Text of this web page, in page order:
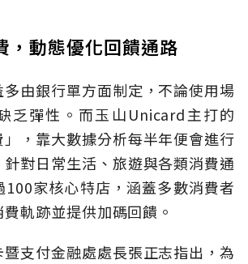
，動態優化回饋通路
由銀行單方面制定，不論使用場
乏彈性。而玉山Unicard主打的
」，靠大數據分析每半年便會進行
對日常生活、旅遊與各類消費通
100家核心特店，涵蓋多數消費者
軌跡並提供加碼回饋。
支付金融處處長張正志指出，為